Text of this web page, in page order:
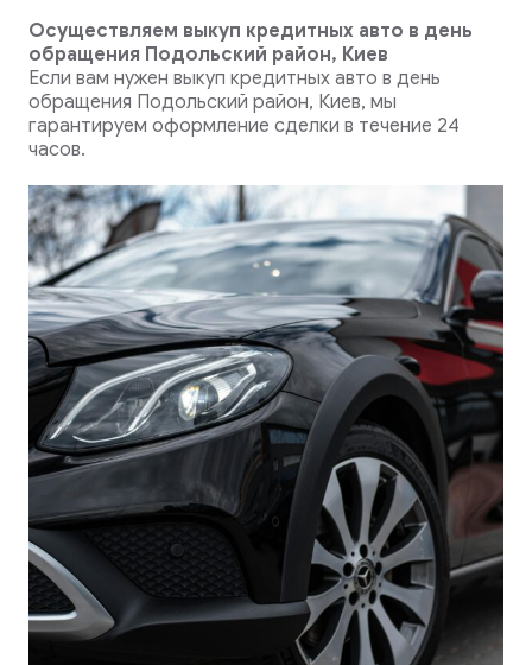
Осуществляем выкуп кредитных авто в день
обращения Подольский район, Киев
Если вам нужен выкуп кредитных авто в день
обращения Подольский район, Киев, мы
гарантируем оформление сделки в течение 24
часов.